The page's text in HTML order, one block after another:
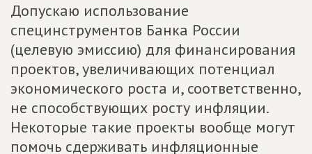
Допускаю использование
специнструментов Банка России
(целевую эмиссию) для финансирования
проектов, увеличивающих потенциал
экономического роста и, соответственно,
не способствующих росту инфляции.
Некоторые такие проекты вообще могут
помочь сдерживать инфляционные